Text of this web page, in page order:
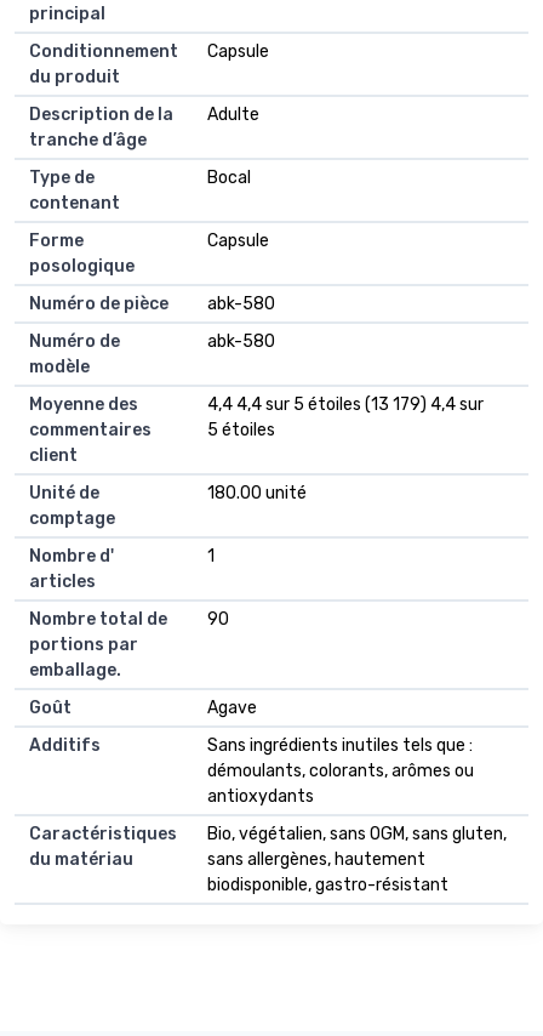
principal
Conditionnement
du produit
Capsule
Description de la
tranche d’âge
Adulte
Type de
contenant
Bocal
Forme
posologique
Capsule
Numéro de pièce
abk-580
Numéro de
modèle
abk-580
Moyenne des
commentaires
client
4,4 4,4 sur 5 étoiles (13 179) 4,4 sur
5 étoiles
Unité de
comptage
180.00 unité
Nombre d'
articles
1
Nombre total de
portions par
emballage.
90
Goût
Agave
Additifs
Sans ingrédients inutiles tels que :
démoulants, colorants, arômes ou
antioxydants
Caractéristiques
du matériau
Bio, végétalien, sans OGM, sans gluten,
sans allergènes, hautement
biodisponible, gastro-résistant